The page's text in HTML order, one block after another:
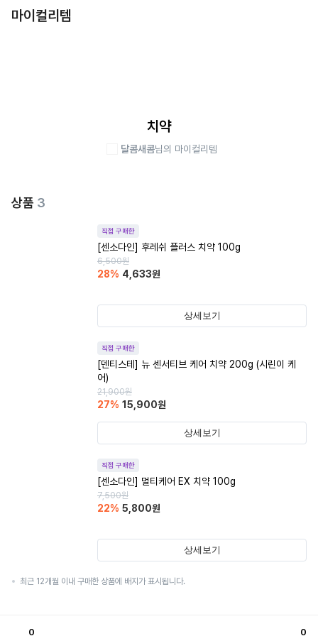
마이컬리템
치약
달콤새콤님의 마이컬리템
상품 3
직접 구매한
[센소다인] 후레쉬 플러스 치약 100g
6,500원
28% 4,633원
상세보기
직접 구매한
[덴티스테] 뉴 센서티브 케어 치약 200g (시린이 케
어)
21,900원
27% 15,900원
상세보기
직접 구매한
[센소다인] 멀티케어 EX 치약 100g
7,500원
22% 5,800원
상세보기
최근 12개월 이내 구매한 상품에 배지가 표시됩니다.
0 0